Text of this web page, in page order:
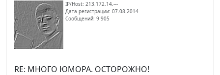
IP/Host: 213.172.14.---
Дата регистрации: 07.08.2014
Сообщений: 9 905
RE: МНОГО ЮМОРА. ОСТОРОЖНО!